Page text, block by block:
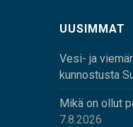
UUSIMMAT
Vesi- ja
kunnostusta
Mikä on ollut
7.8.2026